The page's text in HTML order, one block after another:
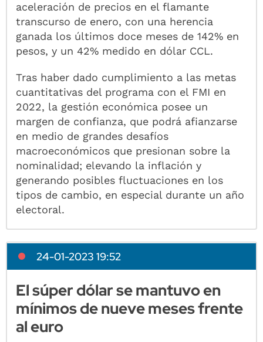
aceleración de precios en el flamante
transcurso de enero, con una herencia
ganada los últimos doce meses de 142% en
pesos, y un 42% medido en dólar CCL.
Tras haber dado cumplimiento a las metas
cuantitativas del programa con el FMI en
2022, la gestión económica posee un
margen de confianza, que podrá afianzarse
en medio de grandes desafíos
macroeconómicos que presionan sobre la
nominalidad; elevando la inflación y
generando posibles fluctuaciones en los
tipos de cambio, en especial durante un año
electoral.
24-01-2023 19:52
El súper dólar se mantuvo en
mínimos de nueve meses frente
al euro